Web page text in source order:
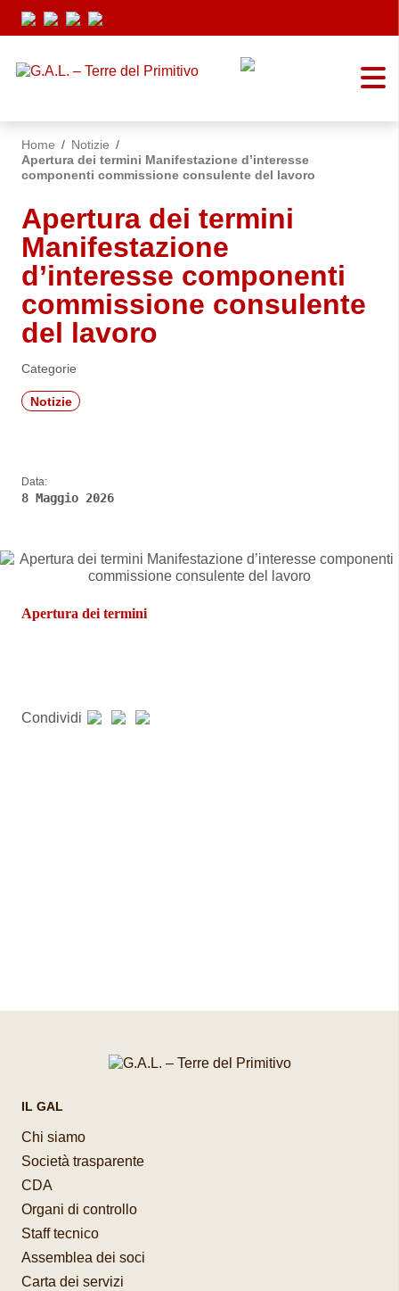
Vai ai contenuti
Vai al menu di navigazione
Home / Notizie /
Apertura dei termini Manifestazione d’interesse
componenti commissione consulente del lavoro
Apertura dei termini
Manifestazione
d’interesse componenti
commissione consulente
del lavoro
Categorie
Notizie
Data:
8 Maggio 2026
Apertura dei termini
Condividi
IL GAL
Chi siamo
Società trasparente
CDA
Organi di controllo
Staff tecnico
Assemblea dei soci
Carta dei servizi